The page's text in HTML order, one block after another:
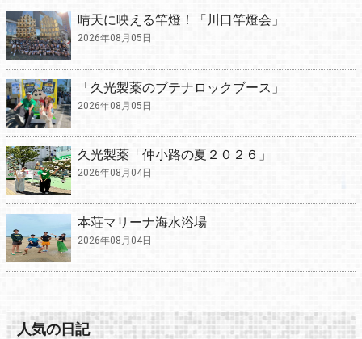
晴天に映える竿燈！「川口竿燈会」
2026年08月05日
「久光製薬のブテナロックブース」
2026年08月05日
久光製薬「仲小路の夏２０２６」
2026年08月04日
本荘マリーナ海水浴場
2026年08月04日
人気の日記